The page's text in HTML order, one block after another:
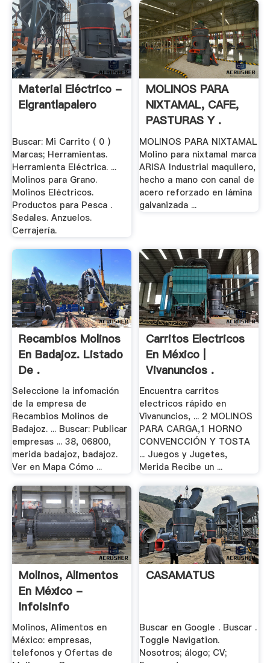
Material Eléctrico -
Elgrantlapalero
Buscar: Mi Carrito ( 0 )
Marcas; Herramientas.
Herramienta Eléctrica. ...
Molinos para Grano.
Molinos Eléctricos.
Productos para Pesca .
Sedales. Anzuelos.
Cerrajería.
MOLINOS PARA
NIXTAMAL, CAFE,
PASTURAS Y .
MOLINOS PARA NIXTAMAL
Molino para nixtamal marca
ARISA Industrial maquilero,
hecho a mano con canal de
acero reforzado en lámina
galvanizada ...
Recambios Molinos
En Badajoz. Listado
De .
Seleccione la infomación
de la empresa de
Recambios Molinos de
Badajoz. ... Buscar: Publicar
empresas ... 38, 06800,
merida badajoz, badajoz.
Ver en Mapa Cómo ...
Carritos Electricos
En México |
Vivanuncios .
Encuentra carritos
electricos rápido en
Vivanuncios, ... 2 MOLINOS
PARA CARGA,1 HORNO
CONVENCCIÓN Y TOSTA
... Juegos y Jugetes,
Merida Recibe un ...
Molinos, Alimentos
En México -
Infoisinfo
Molinos, Alimentos en
México: empresas,
telefonos y Ofertas de
CASAMATUS
Buscar en Google . Buscar .
Toggle Navigation.
Nosotros; álogo; CV;